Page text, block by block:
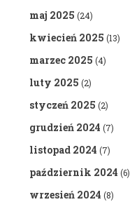
maj 2025 (24)
kwiecień 2025 (13)
marzec 2025 (4)
luty 2025 (2)
styczeń 2025 (2)
grudzień 2024 (7)
listopad 2024 (7)
październik 2024 (6)
wrzesień 2024 (8)